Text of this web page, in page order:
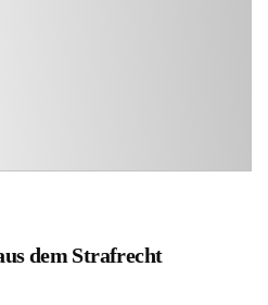
dem Strafrecht